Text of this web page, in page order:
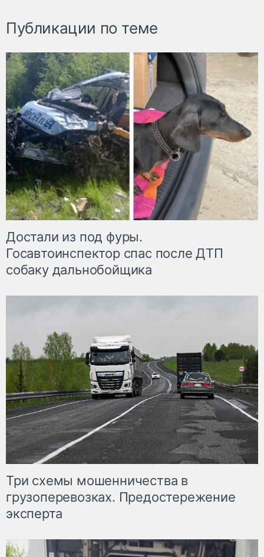
Публикации по теме
Достали из под фуры.
Госавтоинспектор спас после ДТП
собаку дальнобойщика
Три схемы мошенничества в
грузоперевозках. Предостережение
эксперта